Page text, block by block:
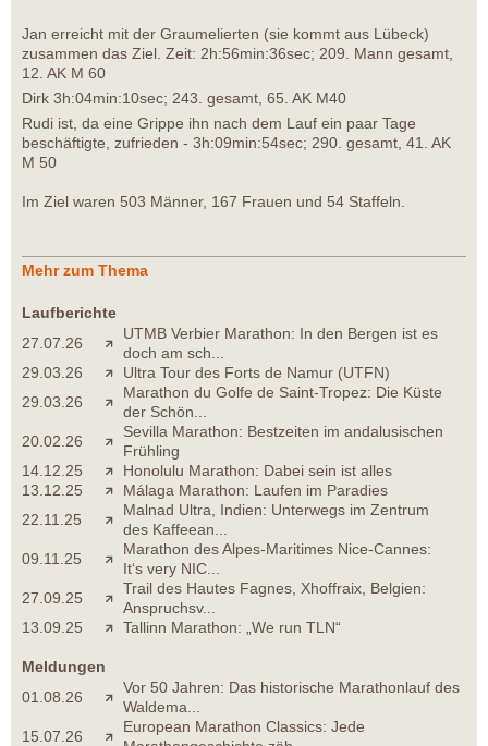
Jan erreicht mit der Graumelierten (sie kommt aus Lübeck)
zusammen das Ziel. Zeit: 2h:56min:36sec; 209. Mann gesamt,
12. AK M 60
Dirk 3h:04min:10sec; 243. gesamt, 65. AK M40
Rudi ist, da eine Grippe ihn nach dem Lauf ein paar Tage
beschäftigte, zufrieden - 3h:09min:54sec; 290. gesamt, 41. AK
M 50
Im Ziel waren 503 Männer, 167 Frauen und 54 Staffeln.
Mehr zum Thema
Laufberichte
27.07.26
UTMB Verbier Marathon: In den Bergen ist es
doch am sch...
29.03.26
Ultra Tour des Forts de Namur (UTFN)
29.03.26
Marathon du Golfe de Saint-Tropez: Die Küste
der Schön...
20.02.26
Sevilla Marathon: Bestzeiten im andalusischen
Frühling
14.12.25
Honolulu Marathon: Dabei sein ist alles
13.12.25
Málaga Marathon: Laufen im Paradies
22.11.25
Malnad Ultra, Indien: Unterwegs im Zentrum
des Kaffeean...
09.11.25
Marathon des Alpes-Maritimes Nice-Cannes:
It‘s very NIC...
27.09.25
Trail des Hautes Fagnes, Xhoffraix, Belgien:
Anspruchsv...
13.09.25
Tallinn Marathon: „We run TLN“
Meldungen
01.08.26
Vor 50 Jahren: Das historische Marathonlauf des
Waldema...
15.07.26
European Marathon Classics: Jede